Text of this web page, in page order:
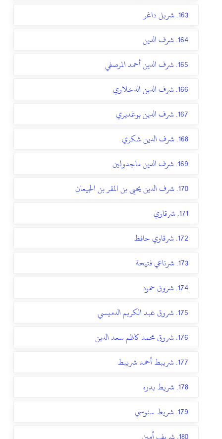
163. شربل داغر
164. شرف الدين
165. شرف الدين أحمد المرصفي
166. شرف الدين الدخلاوي
167. شرف الدين بوغديري
168. شرف الدين شكري
169. شرف الدين ماجدولين
170. شرف الدين يحيى بن المقر بن الجيعان
171. شرقاوي
172. شرقاوي حافظ
173. شرناعي فتيحة
174. شروق حمود
175. شروق عبد الكريم الدميسي
176. شروق محمد كاظم سعد الدين
177. شريبط أحمد شريبط
178. شريط بدره
179. شريط سنوسي